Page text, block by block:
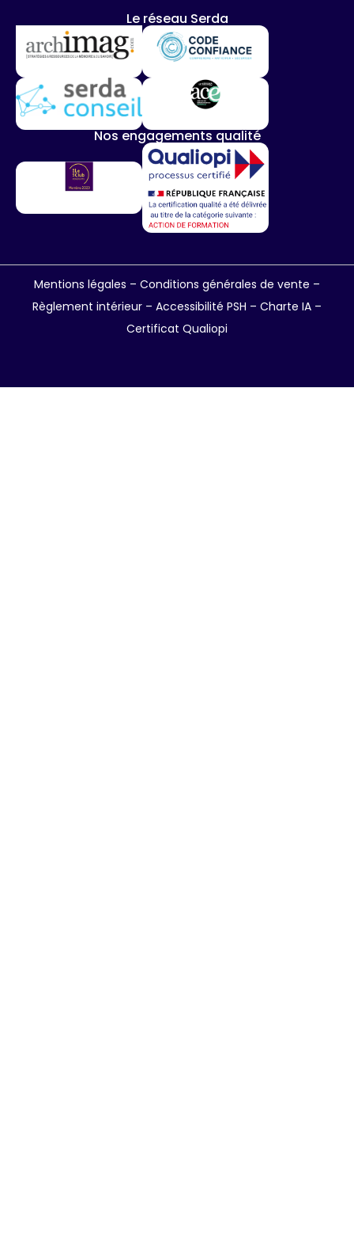
Le réseau Serda
Nos engagements qualité
Mentions légales – Conditions générales de vente –
Règlement intérieur – Accessibilité PSH – Charte IA –
Certificat Qualiopi